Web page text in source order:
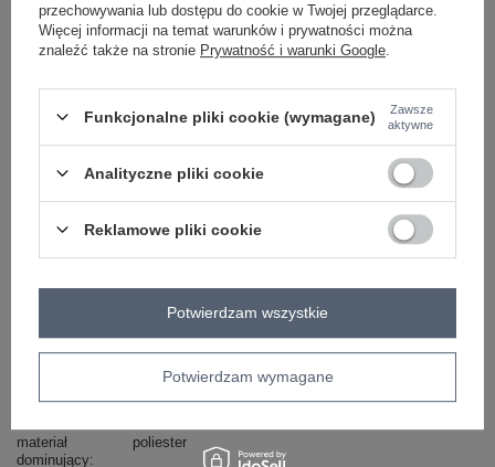
ZALOGUJ SIĘ I ZOBACZ CENĘ
+48 601 547 740 Zadaj pytanie
skład materiału : 95% poliester, 5% elastan
sposób prania : pranie w pralce w 30°C
sukienka koszulowa
fason
sukienka prosta
materiał
dominujący
poliester
przechowywania lub dostępu do cookie w Twojej przeglądarce.
Więcej informacji na temat warunków i prywatności można
znaleźć także na stronie Prywatność i warunki Google
Funkcjonalne pliki cookie (wymagane)
Zawsze
aktywne
Analityczne pliki cookie
Reklamowe pliki cookie
Potwierdzam wymagane
Potwierdzam wszystkie